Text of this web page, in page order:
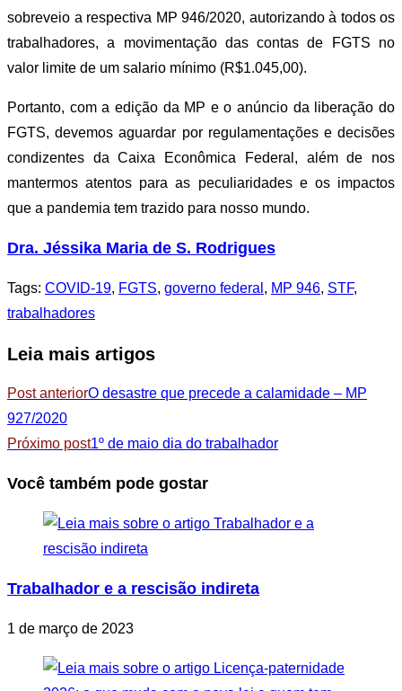
sobreveio a respectiva MP 946/2020, autorizando à todos os
trabalhadores, a movimentação das contas de FGTS no
valor limite de um salario mínimo (R$1.045,00).
Portanto, com a edição da MP e o anúncio da liberação do
FGTS, devemos aguardar por regulamentações e decisões
condizentes da Caixa Econômica Federal, além de nos
mantermos atentos para as peculiaridades e os impactos
que a pandemia tem trazido para nosso mundo.
Dra. Jéssika Maria de S. Rodrigues
Tags: COVID-19, FGTS, governo federal , MP 946, STF,
trabalhadores
Leia mais artigos
Post anteriorO desastre que precede a calamidade – MP
927/2020
Próximo post1º de maio dia do trabalhador
Você também pode gostar
Trabalhador e a rescisão indireta
1 de março de 2023